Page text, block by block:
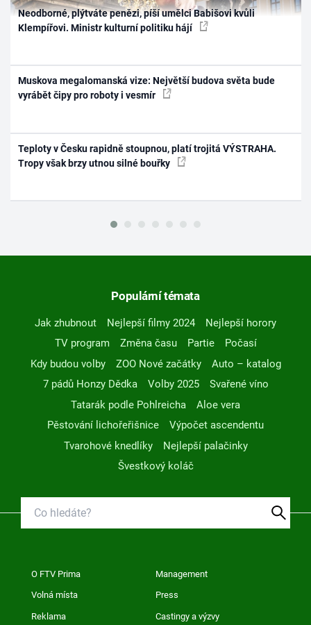
Neodborné, plýtváte penězi, píší umělci Babišovi kvůli
Klempířovi. Ministr kulturní politiku hájí
Muskova megalomanská vize: Největší budova světa bude
vyrábět čipy pro roboty i vesmír
Teploty v Česku rapidně stoupnou, platí trojitá VÝSTRAHA.
Tropy však brzy utnou silné bouřky
Populární témata
Jak zhubnout Nejlepší filmy 2024
Nejlepší horory
TV program
Změna času Partie
Počasí
Kdy budou volby
ZOO Nové začátky
Auto – katalog
7 pádů Honzy Dědka
Volby 2025
Svařené víno
Tatarák podle Pohlreicha
Aloe vera
Pěstování lichořeřišnice
Výpočet ascendentu
Tvarohové knedlíky
Nejlepší palačinky
Švestkový koláč
O FTV Prima Management
Volná místa Press
Reklama Castingy a výzvy